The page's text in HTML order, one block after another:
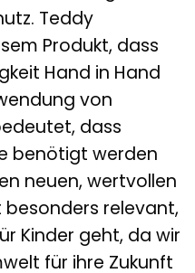
Teddy
Produkt, dass
Hand in Hand
von
dass
benötigt werden
neuen, wertvollen
besonders relevant,
Kinder geht, da wir
für ihre Zukunft